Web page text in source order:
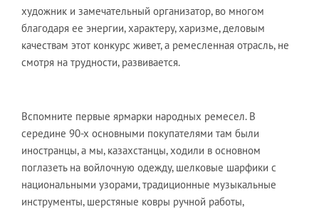
художник и замечательный организатор, во многом
благодаря ее энергии, характеру, харизме, деловым
качествам этот конкурс живет, а ремесленная отрасль, не
смотря на трудности, развивается.
Вспомните первые ярмарки народных ремесел. В
середине 90-х основными покупателями там были
иностранцы, а мы, казахстанцы, ходили в основном
поглазеть на войлочную одежду, шелковые шарфики с
национальными узорами, традиционные музыкальные
инструменты, шерстяные ковры ручной работы,